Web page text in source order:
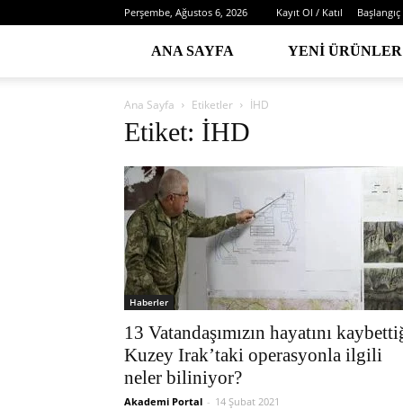
Perşembe, Ağustos 6, 2026 Kayıt Ol / Katıl Başlangıç
ANA SAYFA YENI ÜRÜNLER
Ana Sayfa Etiketler İHD
Etiket: İHD
Haberler
13 Vatandaşımızın hayatını
Kuzey Irak’taki operasyonla ilgili
neler biliniyor?
Akademi Portal - 14 Şubat 2021